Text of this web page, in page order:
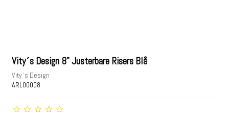
Vity´s Design 8" Justerbare Risers Blå
Vity´s Design
ARL00008